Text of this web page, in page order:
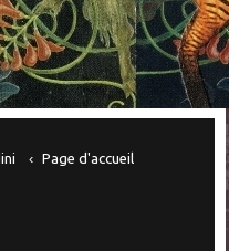
Page d'accueil